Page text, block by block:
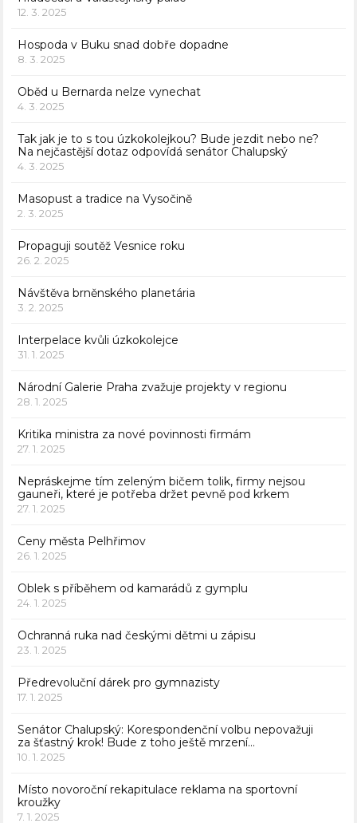
12. 3. 2025
Hospoda v Buku snad dobře dopadne
8. 3. 2025
Oběd u Bernarda nelze vynechat
4. 3. 2025
Tak jak je to s tou úzkokolejkou? Bude jezdit nebo ne?
Na nejčastější dotaz odpovídá senátor Chalupský
4. 3. 2025
Masopust a tradice na Vysočině
2. 3. 2025
Propaguji soutěž Vesnice roku
26. 2. 2025
Návštěva brněnského planetária
3. 2. 2025
Interpelace kvůli úzkokolejce
31. 1. 2025
Národní Galerie Praha zvažuje projekty v regionu
28. 1. 2025
Kritika ministra za nové povinnosti firmám
27. 1. 2025
Nepráskejme tím zeleným bičem tolik, firmy nejsou
gauneři, které je potřeba držet pevně pod krkem
27. 1. 2025
Ceny města Pelhřimov
26. 1. 2025
Oblek s příběhem od kamarádů z gymplu
24. 1. 2025
Ochranná ruka nad českými dětmi u zápisu
23. 1. 2025
Předrevoluční dárek pro gymnazisty
17. 1. 2025
Senátor Chalupský: Korespondenční volbu nepovažuji
za šťastný krok! Bude z toho ještě mrzení…
10. 1. 2025
Místo novoroční rekapitulace reklama na sportovní
kroužky
7. 1. 2025